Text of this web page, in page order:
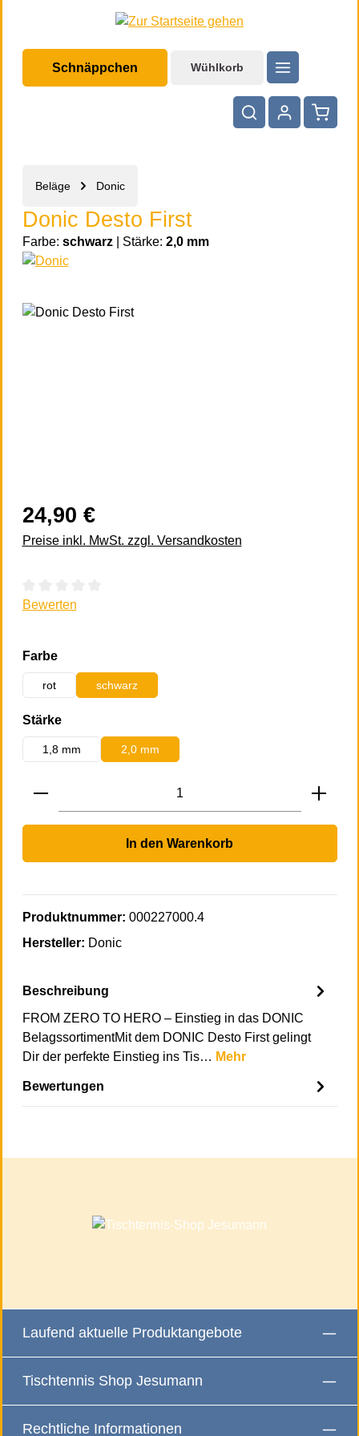
Schnäppchen Wühlkorb
Beläge Donic
Donic Desto First
Farbe: schwarz Stärke: 2,0 mm
Bildergalerie überspringen
24,90 €
Preise inkl. MwSt. zzgl. Versandkosten
Durchschnittliche Bewertung von 0 von 5 Sternen
Bewerten
Farbeauswählen
rot schwarz
Stärkeauswählen
1,8 mm 2,0 mm
Produkt Anzahl: Gib den gewünschten
In den Warenkorb
Produktnummer: 000227000.4
Hersteller: Donic
Beschreibung
FROM ZERO TO HERO – Einstieg in das DONIC
BelagssortimentMit dem DONIC Desto First gelingt
Dir der perfekte Einstieg ins Tis… Mehr
Bewertungen
Laufend aktuelle Produktangebote
Tischtennis Shop Jesumann
Rechtliche Informationen